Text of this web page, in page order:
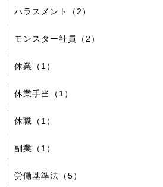
ハラスメント（2）
モンスター社員（2）
休業（1）
休業手当（1）
休職（1）
副業（1）
労働基準法（5）